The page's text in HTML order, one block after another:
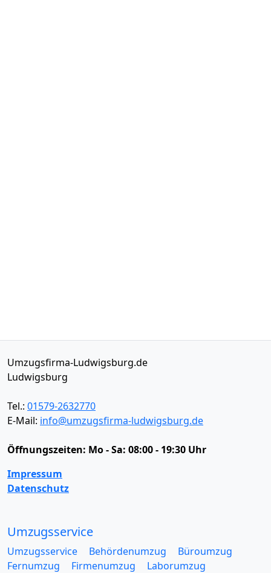
Umzugsfirma-Ludwigsburg.de
Ludwigsburg
Tel.: 01579-2632770
E-Mail: info@umzugsfirma-ludwigsburg.de
Öffnungszeiten: Mo - Sa: 08:00 - 19:30 Uhr
Impressum
Datenschutz
Umzugsservice
Umzugsservice Behördenumzug
Büroumzug
Fernumzug
Firmenumzug
Laborumzug